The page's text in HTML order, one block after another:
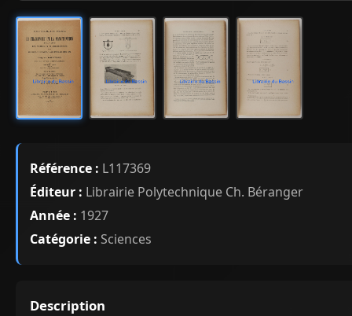
Référence : L117369
Éditeur : Librairie Polytechnique Ch. Béranger
Année : 1927
Catégorie : Sciences
Description